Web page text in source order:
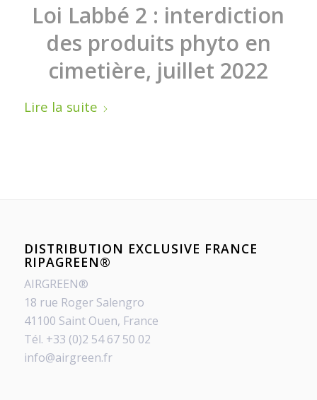
Loi Labbé 2 : interdiction
des produits phyto en
cimetière, juillet 2022
Lire la suite
DISTRIBUTION EXCLUSIVE FRANCE
RIPAGREEN®
AIRGREEN®
18 rue Roger Salengro
41100 Saint Ouen, France
Tél. +33 (0)2 54 67 50 02
info@airgreen.fr